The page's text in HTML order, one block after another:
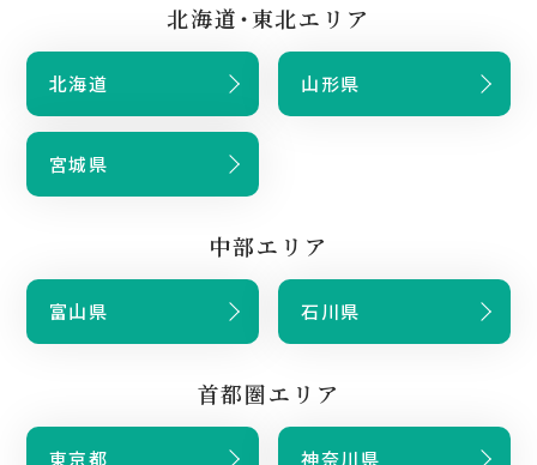
北海道・東北エリア
北海道 山形県
宮城県
中部エリア
富山県 石川県
首都圏エリア
東京都 神奈川県